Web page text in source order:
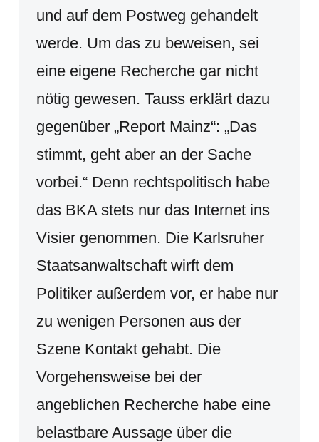
und auf dem Postweg gehandelt
werde. Um das zu beweisen, sei
eine eigene Recherche gar nicht
nötig gewesen. Tauss erklärt dazu
gegenüber „Report Mainz“: „Das
stimmt, geht aber an der Sache
vorbei.“ Denn rechtspolitisch habe
das BKA stets nur das Internet ins
Visier genommen. Die Karlsruher
Staatsanwaltschaft wirft dem
Politiker außerdem vor, er habe nur
zu wenigen Personen aus der
Szene Kontakt gehabt. Die
Vorgehensweise bei der
angeblichen Recherche habe eine
belastbare Aussage über die